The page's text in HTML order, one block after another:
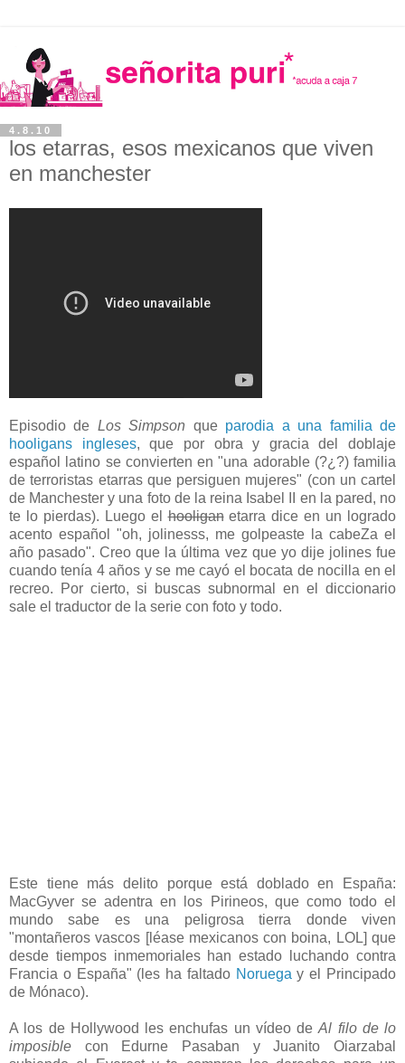
4.8.10
los etarras, esos mexicanos que viven
en manchester
Episodio de Los Simpson que parodia a una familia de
hooligans ingleses, que por obra y gracia del doblaje
español latino se convierten en "una adorable (?¿?) familia
de terroristas etarras que persiguen mujeres" (con un cartel
de Manchester y una foto de la reina Isabel II en la pared, no
te lo pierdas). Luego elhooliganetarra dice en un logrado
acento español "oh, jolinesss, me golpeaste la cabeZa el
año pasado". Creo que la última vez que yo dije jolines fue
cuando tenía 4 años y se me cayó el bocata de nocilla en el
recreo. Por cierto, si buscas subnormal en el diccionario
sale el traductor de la serie con foto y todo.
Este tiene más delito porque está doblado en España:
MacGyver se adentra en los Pirineos, que como todo el
mundo sabe es una peligrosa tierra donde viven
"montañeros vascos [léase mexicanos con boina, LOL] que
desde tiempos inmemoriales han estado luchando contra
Francia o España" (les ha faltado Noruegay el Principado
de Mónaco).
A los de Hollywood les enchufas un vídeo deAl filo de lo
imposible con Edurne Pasaban y Juanito Oiarzabal